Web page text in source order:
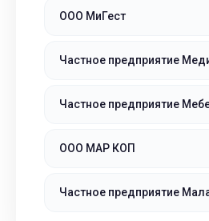
ООО МиГест
Частное предприятие
Частное предприятие
ООО МАР КОП
Частное предприятие